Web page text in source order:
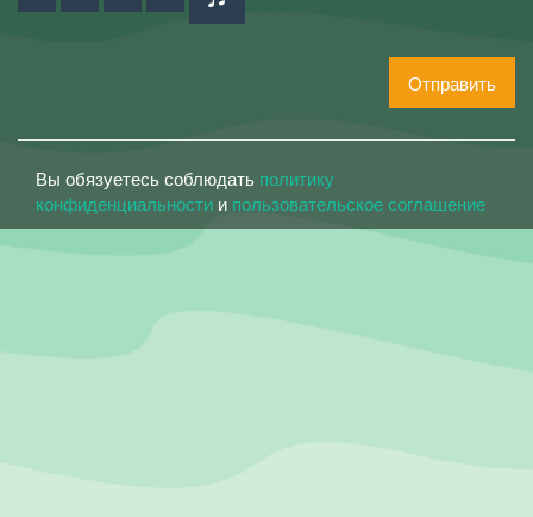
Отправить
Вы обязуетесь соблюдать политику
конфиденциальности и пользовательское соглашение